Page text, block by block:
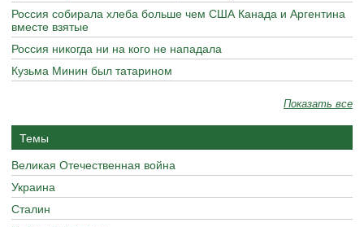
Россия собирала хлеба больше чем США Канада и Аргентина
вместе взятые
Россия никогда ни на кого не нападала
Кузьма Минин был татарином
Показать все
Темы
Великая Отечественная война
Украина
Сталин